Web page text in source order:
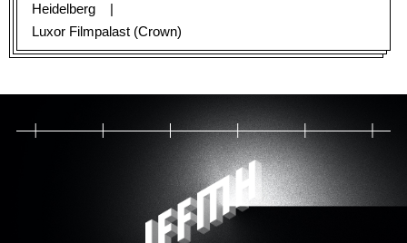
Heidelberg
Luxor Filmpalast (Crown)